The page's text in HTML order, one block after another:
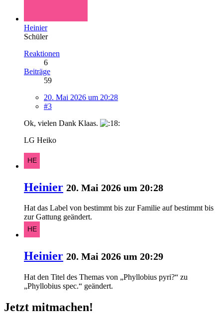
Heinier
Schüler
Reaktionen
6
Beiträge
59
20. Mai 2026 um 20:28
#3
Ok, vielen Dank Klaas.
LG Heiko
Heinier 20. Mai 2026 um 20:28
Hat das Label von bestimmt bis zur Familie aufbestimmt bis
zur Gattung geändert.
Heinier 20. Mai 2026 um 20:29
Hat den Titel des Themas von „Phyllobius pyri?“ zu
„Phyllobius spec.“ geändert.
Jetzt mitmachen!